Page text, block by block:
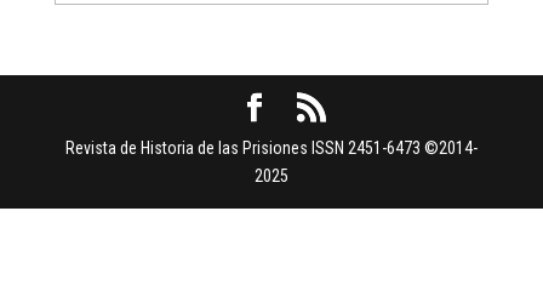
por
Revista de Historia de las Prisiones ISSN 2451-6473 ©2014-
2025